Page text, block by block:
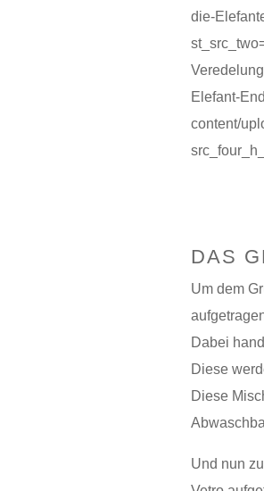
die-
Elefant-
content/
DAS
Um dem
Dabei
Diese
Diese
Und nun